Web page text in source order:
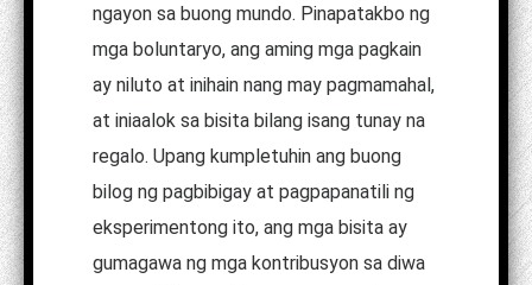
ngayon sa buong mundo. Pinapatakbo ng
mga boluntaryo, ang aming mga pagkain
ay niluto at inihain nang may pagmamahal,
at iniaalok sa bisita bilang isang tunay na
regalo. Upang kumpletuhin ang buong
bilog ng pagbibigay at pagpapanatili ng
eksperimentong ito, ang mga bisita ay
gumagawa ng mga kontribusyon sa diwa